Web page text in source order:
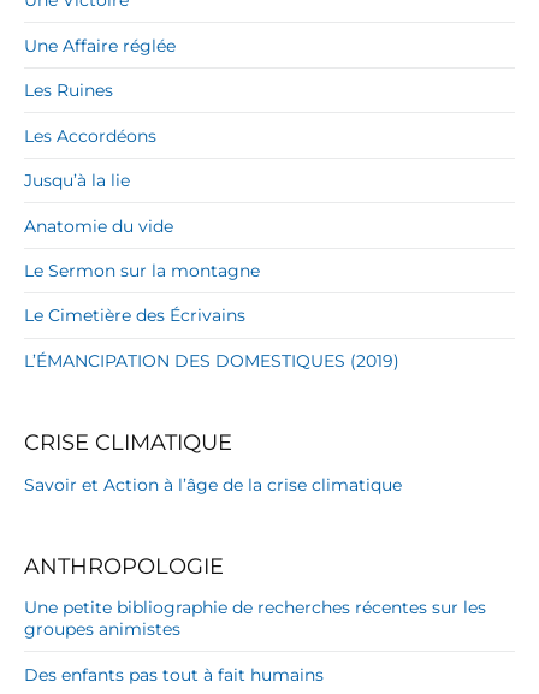
Une Affaire réglée
Les Ruines
Les Accordéons
Jusqu’à la lie
Anatomie du vide
Le Sermon sur la montagne
Le Cimetière des Écrivains
L’ÉMANCIPATION DES DOMESTIQUES (2019)
CRISE CLIMATIQUE
Savoir et Action à l’âge de la crise climatique
ANTHROPOLOGIE
Une petite bibliographie de recherches récentes sur les
groupes animistes
Des enfants pas tout à fait humains